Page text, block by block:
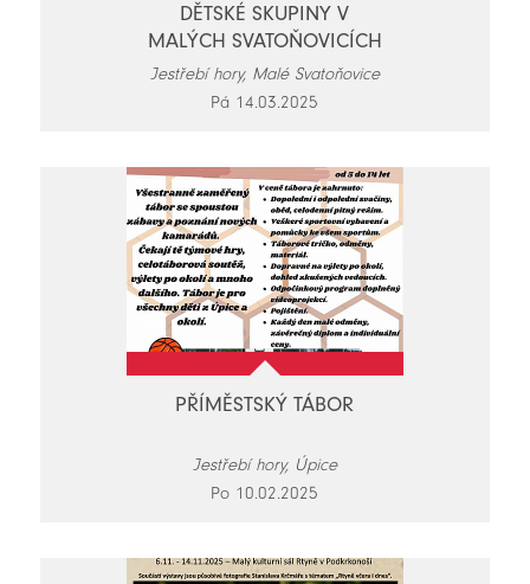
DĚTSKÉ SKUPINY V
MALÝCH SVATOŇOVICÍCH
Jestřebí hory, Malé Svatoňovice
Pá 14.03.2025
PŘÍMĚSTSKÝ TÁBOR
Jestřebí hory, Úpice
Po 10.02.2025